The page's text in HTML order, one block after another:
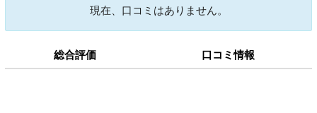
現在、口コミはありません。
総合評価 口コミ情報